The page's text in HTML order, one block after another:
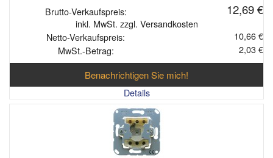
Brutto-Verkaufspreis: 12,69 €
inkl. MwSt. zzgl. Versandkosten
Netto-Verkaufspreis:
10,66 €
MwSt.-Betrag:
2,03 €
Benachrichtigen Sie mich!
Details